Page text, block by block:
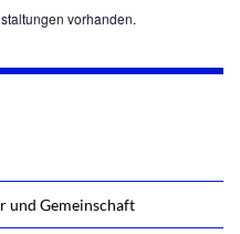
vorhanden.
und Gemeinschaft